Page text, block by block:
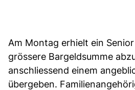
Am Montag erhielt ein
grössere Bargeldsumme
anschliessend einem
übergeben.